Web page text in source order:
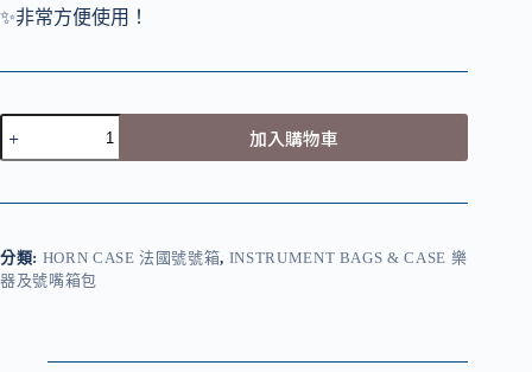
✨非常方便使用！
Sigfrid
Travel
Lite
Horn
Bell)
齊
加入購物車
分類: HORN CASE 法國號號箱, INSTRUMENT BAGS & CASE 樂
器及號嘴箱包